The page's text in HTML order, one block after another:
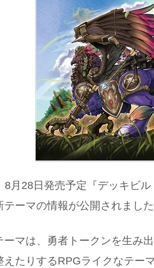
8月28日発売予定『デッキビ
ーマの情報が公開されました
マは、勇者トークンを生み
たりするRPGライクなテー